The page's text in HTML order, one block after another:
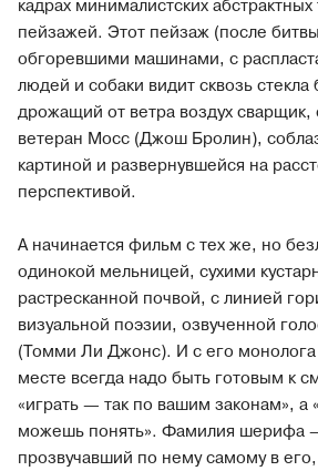
кадрах минималистских абстрактных
пейзажей. Этот пейзаж (после
обгоревшими машинами, с
людей и собаки видит сквозь стекла
дрожащий от ветра воздух сварщик,
ветеран Мосс (Джош Бролин),
картиной и развернувшейся на
перспективой.
А начинается фильм с тех же, но
одинокой мельницей, сухими
растресканной почвой, с линией
визуальной поэзии, озвученной
(Томми Ли Джонс). И с его монолога
месте всегда надо быть готовым к
«играть — так по вашим законам», а
можешь понять». Фамилия шерифа
прозвучавший по нему самому в